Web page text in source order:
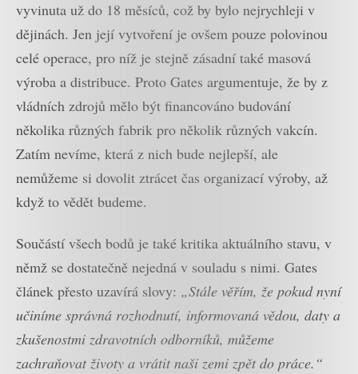
vyvinuta už do 18 měsíců, což by bylo nejrychleji v
dějinách. Jen její vytvoření je ovšem pouze polovinou
celé operace, pro níž je stejně zásadní také masová
výroba a distribuce. Proto Gates argumentuje, že by z
vládních zdrojů mělo být financováno budování
několika různých fabrik pro několik různých vakcín.
Zatím nevíme, která z nich bude nejlepší, ale
nemůžeme si dovolit ztrácet čas organizací výroby, až
když to vědět budeme.
Součástí všech bodů je také kritika aktuálního stavu, v
němž se dostatečně nejedná v souladu s nimi. Gates
článek přesto uzavírá slovy: „Stále věřím, že pokud nyní
učiníme správná rozhodnutí, informovaná vědou, daty a
zkušenostmi zdravotních odborníků, můžeme
zachraňovat životy a vrátit naši zemi zpět do práce.“